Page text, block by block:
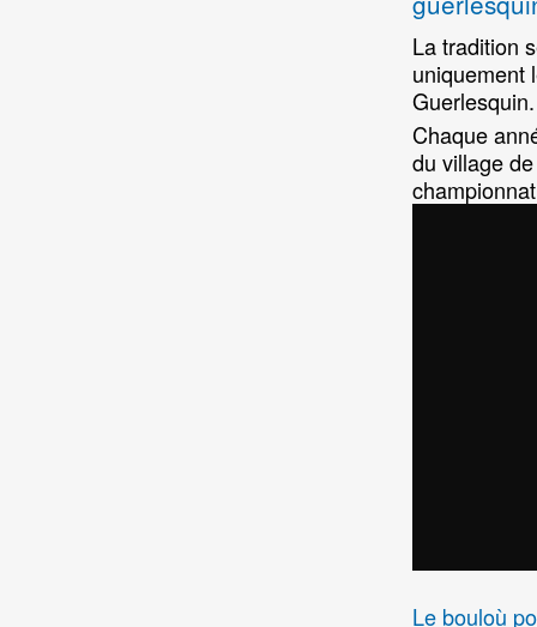
La tradition
uniquement
Guerlesquin.
Chaque
du village
Le bouloù